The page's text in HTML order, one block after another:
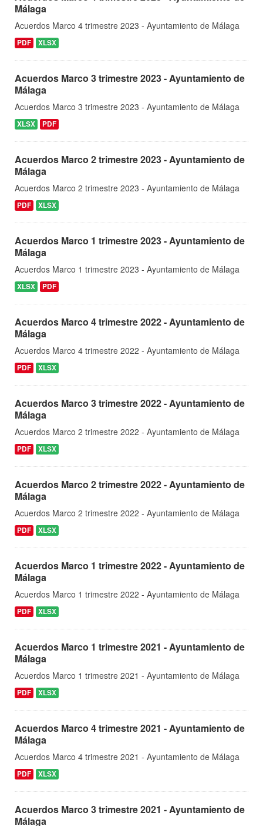
Málaga
Acuerdos Marco 4 trimestre 2023 - Ayuntamiento de Málaga
PDF XLSX
Acuerdos Marco 3 trimestre 2023 - Ayuntamiento de
Málaga
Acuerdos Marco 3 trimestre 2023 - Ayuntamiento de Málaga
XLSX PDF
Acuerdos Marco 2 trimestre 2023 - Ayuntamiento de
Málaga
Acuerdos Marco 2 trimestre 2023 - Ayuntamiento de Málaga
PDF XLSX
Acuerdos Marco 1 trimestre 2023 - Ayuntamiento de
Málaga
Acuerdos Marco 1 trimestre 2023 - Ayuntamiento de Málaga
XLSX PDF
Acuerdos Marco 4 trimestre 2022 - Ayuntamiento de
Málaga
Acuerdos Marco 4 trimestre 2022 - Ayuntamiento de Málaga
PDF XLSX
Acuerdos Marco 3 trimestre 2022 - Ayuntamiento de
Málaga
Acuerdos Marco 2 trimestre 2022 - Ayuntamiento de Málaga
PDF XLSX
Acuerdos Marco 2 trimestre 2022 - Ayuntamiento de
Málaga
Acuerdos Marco 2 trimestre 2022 - Ayuntamiento de Málaga
PDF XLSX
Acuerdos Marco 1 trimestre 2022 - Ayuntamiento de
Málaga
Acuerdos Marco 1 trimestre 2022 - Ayuntamiento de Málaga
PDF XLSX
Acuerdos Marco 1 trimestre 2021 - Ayuntamiento de
Málaga
Acuerdos Marco 1 trimestre 2021 - Ayuntamiento de Málaga
PDF XLSX
Acuerdos Marco 4 trimestre 2021 - Ayuntamiento de
Málaga
Acuerdos Marco 4 trimestre 2021 - Ayuntamiento de Málaga
PDF XLSX
Acuerdos Marco 3 trimestre 2021 - Ayuntamiento de
Málaga